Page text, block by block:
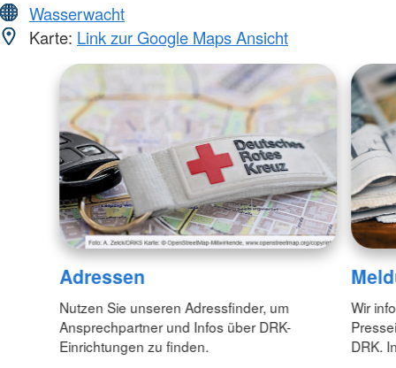
Wasserwacht
Karte: Link zur Google Maps Ansicht
Adressen
Nutzen Sie unseren Adressfinder, um
Ansprechpartner und Infos über DRK-
Einrichtungen zu finden.
Wir
DRK.